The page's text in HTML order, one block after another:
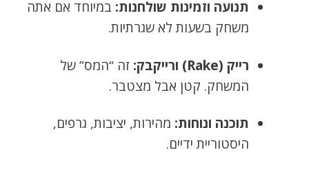
תנועה וזמינות שולחנות: במיוחד אם אתה
משחק בשעות לא שגרתיות.
רייק (Rake) ורייקבק:
זה “המס” של
המשחק. קטן אבל מצטבר.
תוכנה ונוחות: מהירות, יציבות, גרפים,
היסטוריית ידיים.